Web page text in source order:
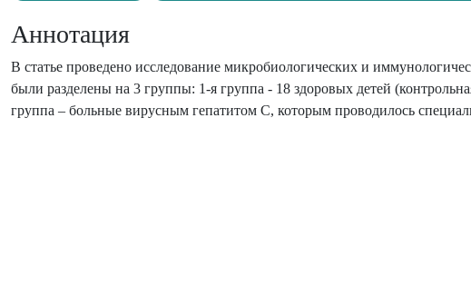
Аннотация
В статье проведено исследование микробиологических и
были разделены на 3 группы: 1-я группа - 18 здоровых детей
группа – больные вирусным гепатитом С, которым проводилось